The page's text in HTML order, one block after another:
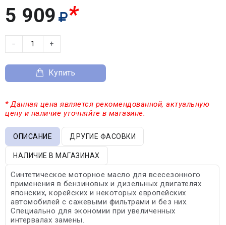
5 909 *
− +
Купить
* Данная цена является рекомендованной, актуальную
цену и наличие уточняйте в магазине.
ОПИСАНИЕ ДРУГИЕ ФАСОВКИ
НАЛИЧИЕ В МАГАЗИНАХ
Синтетическое моторное масло для всесезонного
применения в бензиновых и дизельных двигателях
японских, корейских и некоторых европейских
автомобилей с сажевыми фильтрами и без них.
Специально для экономии при увеличенных
интервалах замены.